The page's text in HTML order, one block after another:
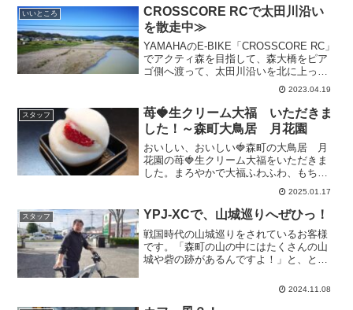
いいところ
CROSSCORE RCで太田川沿い
を散走中≫
YAMAHAのE-BIKE「CROSSCORE RC」
でアクティ森を目指して、森大橋をピア
ゴ側へ渡って、太田川沿いを北に上って
いきます。先日の雨の影響で水はにごっ
ていましたが、近くの山々から遠くの山
まで緑が美しいです。もう桜の季節も過
ぎまし...
2023.04.19
スタッフ
苺🍓生クリーム大福 いただきま
した！～森町大鳥居 月花園
おいしい、おいしい🍓森町の大鳥居 月
花園の苺🍓生クリーム大福をいただきま
した。まろやかで大福ふわふわ、もちも
ちなんとも美味しかったです。ごちそう
2025.01.17
スタッフ YPJ-XCで、山城巡りへぜひっ！
戦国時代の山城巡りをされているお客様
です。「森町の山の中にはたくさんの山
城や砦の跡があるんですよ！」と、とっ
した。山登りもされています。先日は八
ヶ岳に行って来たそうです。これからは
2024.11.08